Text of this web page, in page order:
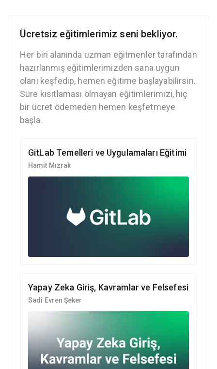
Ücretsiz eğitimlerimiz seni bekliyor.
Her biri alanında uzman eğitmenler tarafından
hazırlanmış eğitimlerimizden sana uygun
olanı keşfedip, hemen eğitime başlayabilirsin.
Süre kısıtlaması olmayan eğitimlerimizi, hiç
bir ücret ödemeden hemen keşfetmeye
başla.
GitLab Temelleri ve Uygulamaları Eğitimi
Hamit Mızrak
Yapay Zeka Giriş, Kavramlar ve Felsefesi
Sadi Evren Şeker